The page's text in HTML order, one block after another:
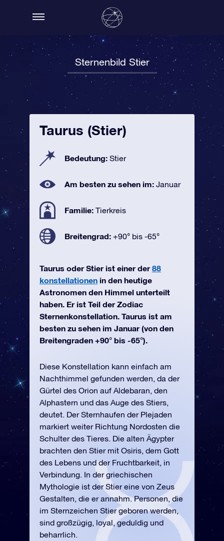
Sternenbild Stier
Taurus (Stier)
Bedeutung: Stier
Am besten zu sehen im: Januar
Familie: Tierkreis
Breitengrad: +90° bis -65°
Taurus oder Stier ist einer der88
konstellationen in den heutige
Astronomen den Himmel unterteilt
haben. Er ist Teil der Zodiac
Sternenkonstellation. Taurus ist am
besten zu sehen im Januar (von den
Breitengraden +90° bis -65°).
Diese Konstellation kann einfach am
Nachthimmel gefunden werden, da der
Gürtel des Orion auf Aldebaran, den
Alphastern und das Auge des Stiers,
deutet. Der Sternhaufen der Plejaden
markiert weiter Richtung Nordosten die
Schulter des Tieres. Die alten Ägypter
brachten den Stier mit Osiris, dem Gott
des Lebens und der Fruchtbarkeit, in
Verbindung. In der griechischen
Mythologie ist der Stier eine von Zeus
Gestalten, die er annahm. Personen, die
im Sternzeichen Stier geboren werden,
sind großzügig, loyal, geduldig und
beharrlich.